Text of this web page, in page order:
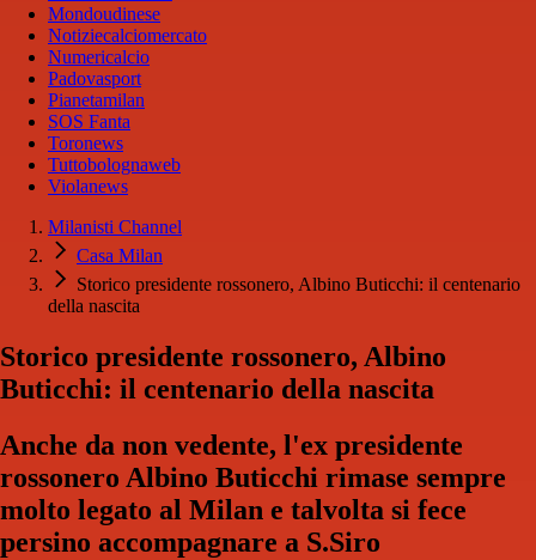
Mondoudinese
Notiziecalciomercato
Numericalcio
Padovasport
Pianetamilan
SOS Fanta
Toronews
Tuttobolognaweb
Violanews
Milanisti Channel
Casa Milan
Storico presidente rossonero, Albino Buticchi: il centenario
della nascita
Storico presidente rossonero, Albino
Buticchi: il centenario della nascita
Anche da non vedente, l'ex presidente
rossonero Albino Buticchi rimase sempre
molto legato al Milan e talvolta si fece
persino accompagnare a S.Siro